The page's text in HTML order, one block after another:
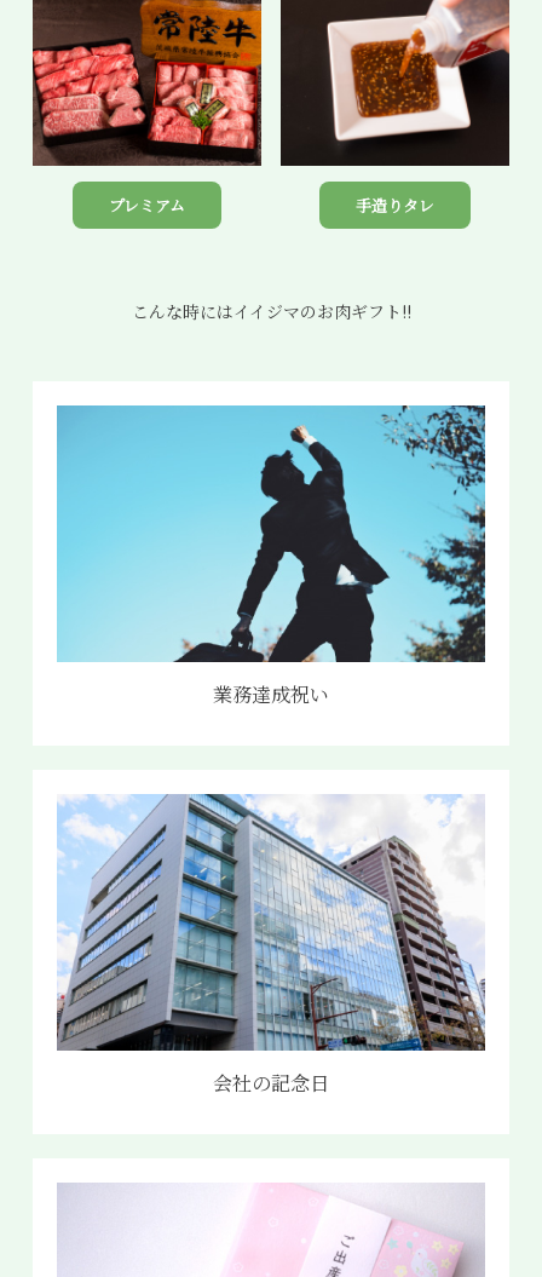
029-254-2441
受付：9:00～17:30(日曜日を除く)
お問合せフォーム
プレミアム 手造りタレ
こんな時にはイイジマのお肉ギフト!!
業務達成祝い
会社の記念日